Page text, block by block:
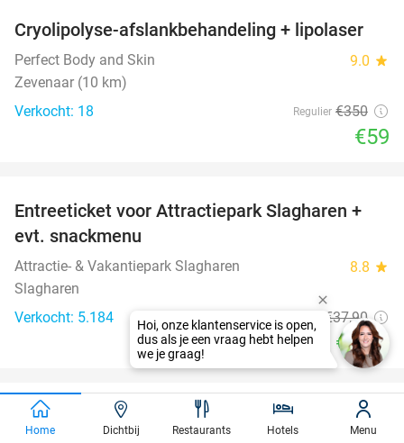
83%
Cryolipolyse-afslankbehandeling + lipolaser
Perfect Body and Skin 9.0 star
Zevenaar (10 km)
Verkocht: 18
Regulier €350
€59
41%
Entreeticket voor Attractiepark Slagharen +
evt. snackmenu
Attractie- & Vakantiepark Slagharen 8.8 star
Slagharen
Verkocht: 5.184
€37,90
€22,40
37%
favorite_border
3-gangendiner à la carte bij Genusswerk
Home Dichtbij Restaurants Hotels Menu